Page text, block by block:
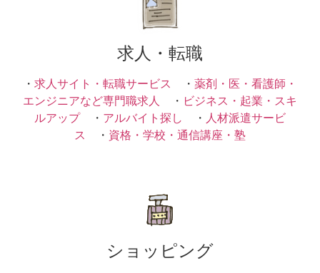
求人・転職
・ 求人サイト・転職サービス ・ 薬剤・医・看護師・
エンジニアなど専門職求人
・ ビジネス・起業・スキ
ルアップ・ アルバイト探し ・ 人材派遣サービ
ス ・ 資格・学校・通信講座・塾
ショッピング